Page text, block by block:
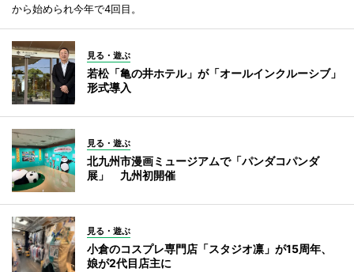
から始められ今年で4回目。
見る・遊ぶ
若松「亀の井ホテル」が「オールインクルーシブ」
形式導入
見る・遊ぶ
北九州市漫画ミュージアムで「パンダコパンダ
展」 九州初開催
見る・遊ぶ
小倉のコスプレ専門店「スタジオ凛」が15周年、
娘が2代目店主に